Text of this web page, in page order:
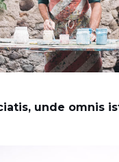
unde omnis